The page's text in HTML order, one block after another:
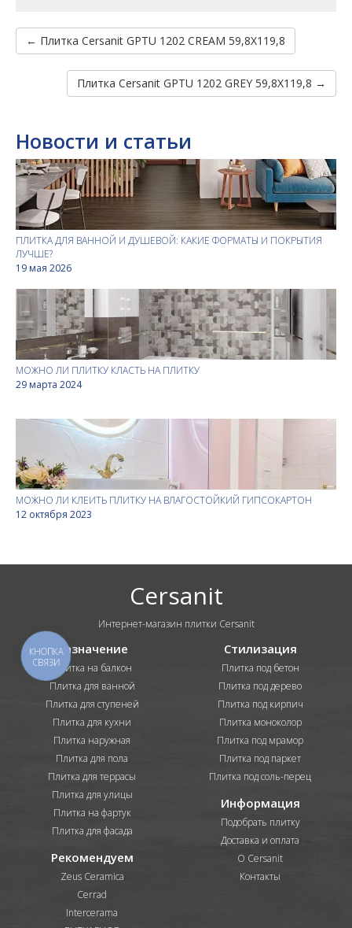
← Плитка Cersanit GPTU 1202 CREAM 59,8X119,8
Плитка Cersanit GPTU 1202 GREY 59,8X119,8 →
Новости и статьи
ПЛИТКА ДЛЯ ВАННОЙ И ДУШЕВОЙ: КАКИЕ ФОРМАТЫ И ПОКРЫТИЯ
ЛУЧШЕ?
19 мая 2026
МОЖНО ЛИ ПЛИТКУ КЛАСТЬ НА ПЛИТКУ
29 марта 2024
МОЖНО ЛИ КЛЕИТЬ ПЛИТКУ НА ВЛАГОСТОЙКИЙ ГИПСОКАРТОН
12 октября 2023
Cersanit
Интернет-магазин плитки Cersanit
Назначение
Плитка на балкон
Плитка для ванной
Плитка для ступеней
Плитка для кухни
Плитка наружная
Плитка для пола
Плитка для террасы
Плитка для улицы
Плитка на фартук
Плитка для фасада
Стилизация
Плитка под бетон
Плитка под дерево
Плитка под кирпич
Плитка моноколор
Плитка под мрамор
Плитка под паркет
Плитка под соль-перец
Информация
Подобрать плитку
Доставка и оплата
О Cersanit
Контакты
Рекомендуем
Zeus Ceramica
Cerrad
Intercerama
КНОПКА
СВЯЗИ